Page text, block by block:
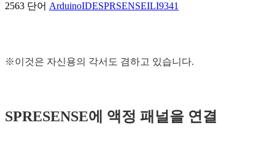
2563 단어 ArduinoIDESPRSENSEILI9341
※이것은 자신용의 각서도 겸하고 있습니다.
SPRESENSE에 액정 패널을 연결